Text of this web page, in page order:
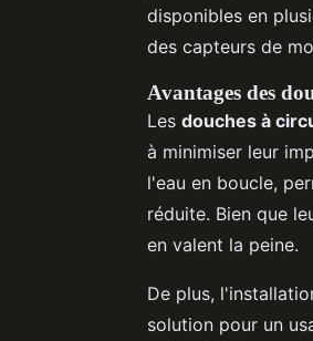
disponibles en
des capteurs de
Avantages des
Les douches à
à minimiser leur
l'eau en boucle,
réduite. Bien que
en valent la peine.
De plus,
solution pour un